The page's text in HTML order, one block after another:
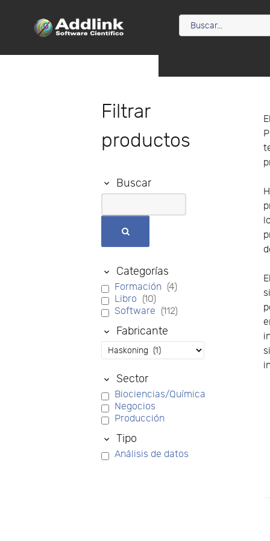
Filtrar
productos
Buscar
Categorías
Formación (4)
Libro (10)
Software (112)
Fabricante
Sector
Biociencias/Química
Negocios
Producción
Tipo
Análisis de datos